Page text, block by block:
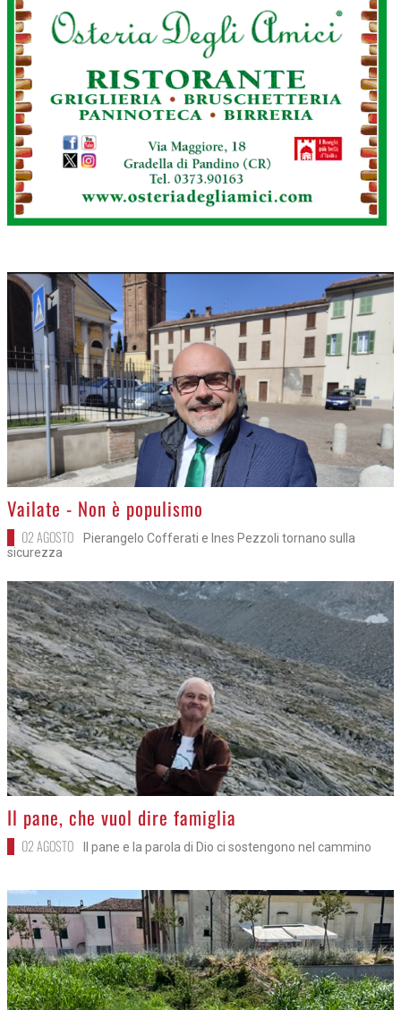
>
Vailate - Non è populismo
02 AGOSTO
Pierangelo Cofferati e Ines Pezzoli tornano sulla
sicurezza
>
Il pane, che vuol dire famiglia
02 AGOSTO Il pane e la parola di Dio ci sostengono nel cammino